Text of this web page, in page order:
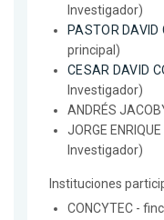
Investigador)
PASTOR DAVID
principal)
CESAR DAVID
Investigador)
ANDRÉS
JORGE
Investigador)
Instituciones
CONCYTEC -